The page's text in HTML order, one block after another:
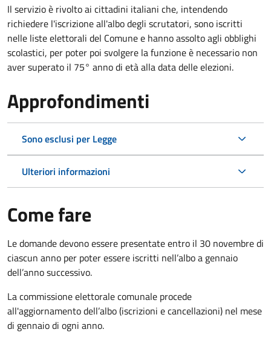
Il servizio è rivolto ai cittadini italiani che, intendendo
richiedere l'iscrizione all'albo degli scrutatori, sono iscritti
nelle liste elettorali del Comune e hanno assolto agli obblighi
scolastici, per poter poi svolgere la funzione è necessario non
aver superato il 75° anno di età alla data delle elezioni.
Approfondimenti
Sono esclusi per Legge
Ulteriori informazioni
Come fare
Le domandedevono essere presentate entro il 30 novembre di
ciascun anno per poter essere iscritti nell’albo a gennaio
dell’anno successivo.
La commissione elettorale comunale procede
all'aggiornamento dell’albo (iscrizioni e cancellazioni) nel mese
di gennaio di ogni anno.